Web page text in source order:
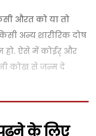
औरत को या तो
अन्य शारीरिक दोष
हो. ऐसे में कोईर् और
कोख से जन्म दे
के लिए